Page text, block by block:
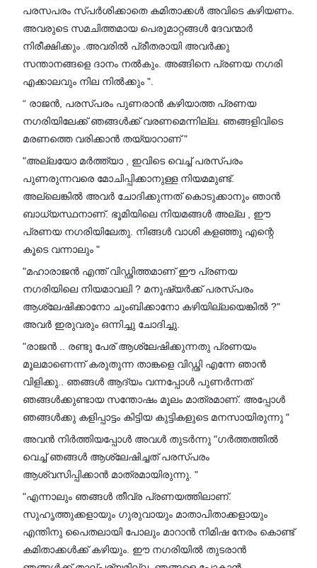
പരസപരം സ്പർശിക്കാതെ കമിതാക്കൾ അവിടെ കഴിയണം.
അവരുടെ സമചിത്തമായ പെരുമാറ്റങ്ങൾ ദേവന്മാർ
നിരീക്ഷിക്കും .അവരിൽ പ്രീതരായി അവർക്കു
സന്താനങ്ങളെ ദാനം നൽകും. അങ്ങിനെ പ്രണയ നഗരി
എക്കാലവും നില നിൽക്കും ".
“ രാജൻ, പരസ്പരം പുണരാൻ കഴിയാത്ത പ്രണയ
നഗരിയിലേക്ക് ഞങ്ങൾക്ക് വരണമെന്നില്ല. ഞങ്ങളിവിടെ
മരണത്തെ വരിക്കാൻ തയ്യാറാണ് "
"അല്ലയോ മർത്ത്യാ , ഇവിടെ വെച്ച് പരസ്പരം
പുണരുന്നവരെ മോചിപ്പിക്കാനുള്ള നിയമമുണ്ട്.
അല്ലെങ്കിൽ അവർ ചോദിക്കുന്നത് കൊടുക്കാനും ഞാൻ
ബാധ്യസ്ഥനാണ്. ഭൂമിയിലെ നിയമങ്ങൾ അല്ല , ഈ
പ്രണയ നഗരിയിലേതു. നിങ്ങൾ വാശി കളഞ്ഞു എന്റെ
കൂടെ വന്നാലും "
"മഹാരാജൻ എന്ത് വിഡ്ഢിത്തമാണ് ഈ പ്രണയ
നഗരിയിലെ നിയമാവലി ? മനുഷ്യർക്ക് പരസ്പരം
ആശ്ലേഷിക്കാനോ ചുംബിക്കാനോ കഴിയില്ലയെങ്കിൽ ?"
അവർ ഇരുവരും ഒന്നിച്ചു ചോദിച്ചു.
"രാജൻ .. രണ്ടു പേര് ആശ്ലേഷിക്കുന്നതു പ്രണയം
മൂലമാണെന്ന് കരുതുന്ന താങ്കളെ വിഡ്ഢി എന്നേ ഞാൻ
വിളിക്കു.. ഞങ്ങൾ ആദ്യം വന്നപ്പോൾ പുണർന്നത്
ഞങ്ങൾക്കുണ്ടായ സന്തോഷം മൂലം മാത്രമാണ്. അപ്പോൾ
ഞങ്ങൾക്കു കളിപ്പാട്ടം കിട്ടിയ കുട്ടികളുടെ മനസായിരുന്നു "
അവൻ നിർത്തിയപ്പോൾ അവൾ തുടർന്നു "ഗർത്തത്തിൽ
വെച്ച് ഞങ്ങൾ ആശ്ലേഷിച്ചത് പരസ്പരം
ആശ്വസിപ്പിക്കാൻ മാത്രമായിരുന്നു. "
"എന്നാലും ഞങ്ങൾ തീവ്ര പ്രണയത്തിലാണ്.
സുഹൃത്തുക്കളായും ഗുരുവായും മാതാപിതാക്കളായും
എന്തിനു പൈതലായി പോലും മാറാൻ നിമിഷ നേരം കൊണ്ട്
കമിതാക്കൾക്ക് കഴിയും. ഈ നഗരിയിൽ തുടരാൻ